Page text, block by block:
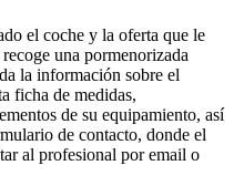
el coche y la oferta que le
una pormenorizada
la información sobre el
ficha de medidas,
de su equipamiento, así
de contacto, donde el
al profesional por email o